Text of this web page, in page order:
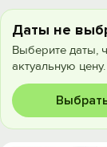
Даты не
Выберите даты,
актуальную цену.